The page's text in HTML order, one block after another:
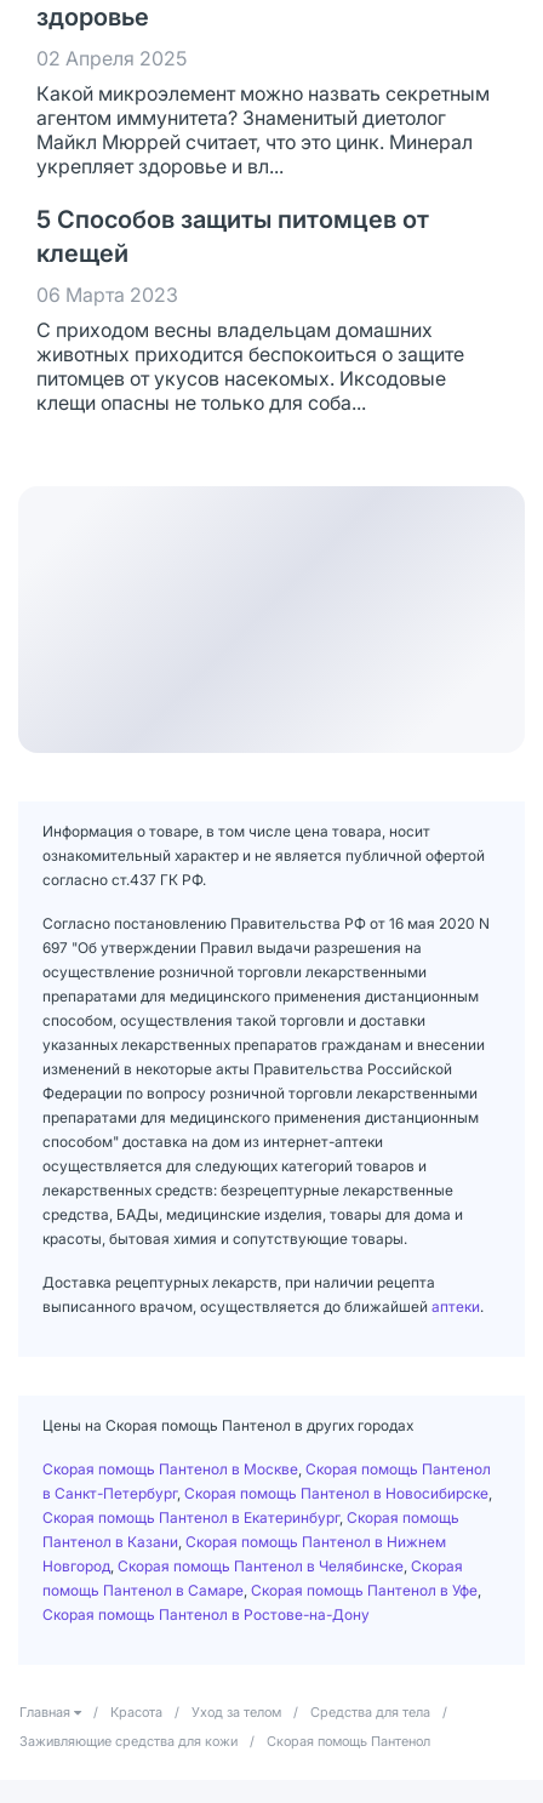
здоровье
02 Апреля 2025
Какой микроэлемент можно назвать секретным
агентом иммунитета? Знаменитый диетолог
Майкл Мюррей считает, что это цинк. Минерал
укрепляет здоровье и вл...
5 Способов защиты питомцев от
клещей
06 Марта 2023
С приходом весны владельцам домашних
животных приходится беспокоиться о защите
питомцев от укусов насекомых. Иксодовые
клещи опасны не только для соба...
Информация о товаре, в том числе цена товара, носит
ознакомительный характер и не является публичной офертой
согласно ст.437 ГК РФ.
Согласно постановлению Правительства РФ от 16 мая 2020 N
697 "Об утверждении Правил выдачи разрешения на
осуществление розничной торговли лекарственными
препаратами для медицинского применения дистанционным
способом, осуществления такой торговли и доставки
указанных лекарственных препаратов гражданам и внесении
изменений в некоторые акты Правительства Российской
Федерации по вопросу розничной торговли лекарственными
препаратами для медицинского применения дистанционным
способом" доставка на дом из интернет-аптеки
осуществляется для следующих категорий товаров и
лекарственных средств: безрецептурные лекарственные
средства, БАДы, медицинские изделия, товары для дома и
красоты, бытовая химия и сопутствующие товары.
Доставка рецептурных лекарств, при наличии рецепта
выписанного врачом, осуществляется до ближайшей аптеки.
Цены на Скорая помощь Пантенол в других городах
Скорая помощь Пантенол в Москве Скорая помощь Пантенол
в Санкт-Петербург, Скорая помощь Пантенол в Новосибирске
Скорая помощь Пантенол в Екатеринбург, Скорая помощь
Пантенол в Казани Скорая помощь Пантенол в Нижнем
Новгород Скорая помощь Пантенол в Челябинске Скорая
помощь Пантенол в Самаре Скорая помощь Пантенол в Уфе
Скорая помощь Пантенол в Ростове-на-Дону
Главная / Красота / Уход за телом / Средства для тела
/
Заживляющие средства для кожи
/ Скорая помощь Пантенол